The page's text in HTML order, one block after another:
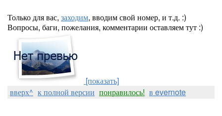
Только для вас, заходим, вводим свой номер, и т.д. :)
Вопросы, баги, пожелания, комментарии оставляем тут :)
[показать]
вверх^ к полной версии понравилось! в evernote